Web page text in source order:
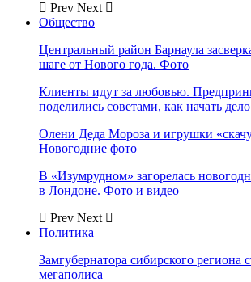
Prev Next
Общество
Центральный район Барнаула
шаге от Нового года. Фото
Клиенты идут за любовью.
поделились советами, как начать
Олени Деда Мороза и игрушки
Новогодние фото
В «Изумрудном» загорелась
в Лондоне. Фото и видео
Prev Next
Политика
Замгубернатора сибирского региона
мегаполиса